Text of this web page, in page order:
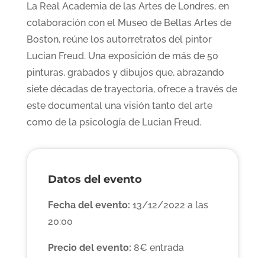
La Real Academia de las Artes de Londres, en
colaboración con el Museo de Bellas Artes de
Boston, reúne los autorretratos del pintor
Lucian Freud. Una exposición de más de 50
pinturas, grabados y dibujos que, abrazando
siete décadas de trayectoria, ofrece a través de
este documental una visión tanto del arte
como de la psicología de Lucian Freud.
Datos del evento
Fecha del evento: 13/12/2022 a las
20:00
Precio del evento: 8€ entrada